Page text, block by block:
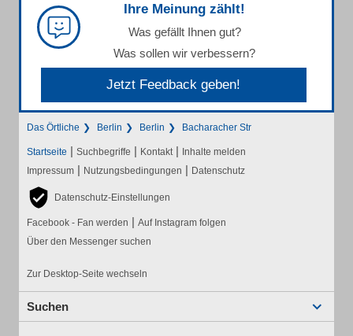
Ihre Meinung zählt!
Was gefällt Ihnen gut?
Was sollen wir verbessern?
Jetzt Feedback geben!
Das Örtliche Berlin Berlin Bacharacher Str
Startseite | Suchbegriffe | Kontakt | Inhalte melden
Impressum | Nutzungsbedingungen | Datenschutz
Datenschutz-Einstellungen
Facebook - Fan werden | Auf Instagram folgen
Über den Messenger suchen
Zur Desktop-Seite wechseln
Suchen